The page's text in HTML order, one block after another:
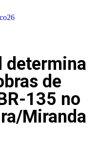
determina
de
135 no
Miranda